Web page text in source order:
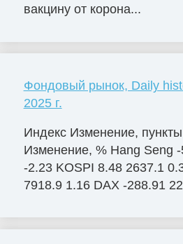
вакцину от корона...
Фондовый рынок, Daily
2025 г.
Индекс Изменение,
Изменение, % Hang Seng
-2.23 KOSPI 8.48 2637.1
7918.9 1.16 DAX -288.91